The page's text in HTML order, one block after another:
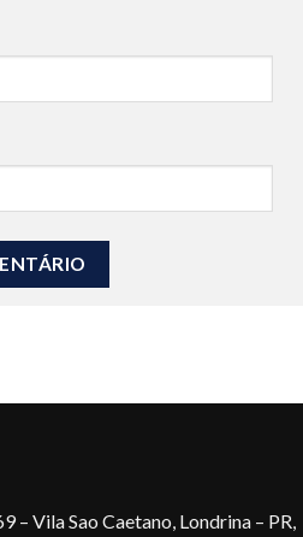
– Vila Sao Caetano, Londrina – PR,